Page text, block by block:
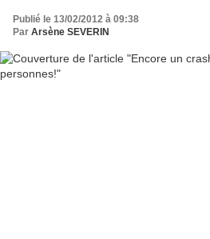
Publié le 13/02/2012 à 09:38
Par Arsène SEVERIN